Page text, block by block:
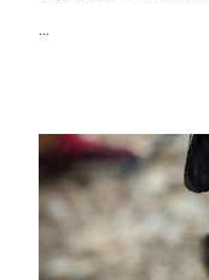
...